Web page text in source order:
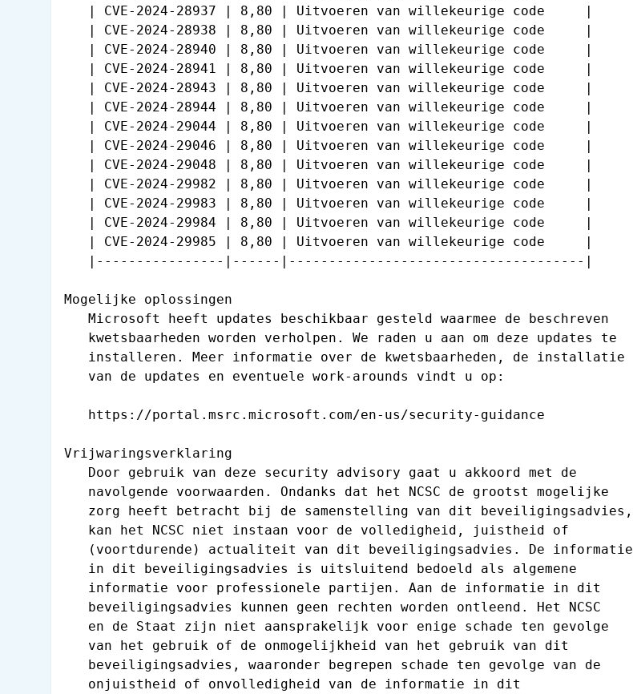
   | CVE-2024-28937 | 8,80 | Uitvoeren van willekeurige code     |
   | CVE-2024-28938 | 8,80 | Uitvoeren van willekeurige code     |
   | CVE-2024-28940 | 8,80 | Uitvoeren van willekeurige code     |
   | CVE-2024-28941 | 8,80 | Uitvoeren van willekeurige code     |
   | CVE-2024-28943 | 8,80 | Uitvoeren van willekeurige code     |
   | CVE-2024-28944 | 8,80 | Uitvoeren van willekeurige code     |
   | CVE-2024-29044 | 8,80 | Uitvoeren van willekeurige code     |
   | CVE-2024-29046 | 8,80 | Uitvoeren van willekeurige code     |
   | CVE-2024-29048 | 8,80 | Uitvoeren van willekeurige code     |
   | CVE-2024-29982 | 8,80 | Uitvoeren van willekeurige code     |
   | CVE-2024-29983 | 8,80 | Uitvoeren van willekeurige code     |
   | CVE-2024-29984 | 8,80 | Uitvoeren van willekeurige code     |
   | CVE-2024-29985 | 8,80 | Uitvoeren van willekeurige code     |
   |----------------|------|-------------------------------------|
Mogelijke oplossingen
   Microsoft heeft updates beschikbaar gesteld waarmee de beschreven
   kwetsbaarheden worden verholpen. We raden u aan om deze updates te
   installeren. Meer informatie over de kwetsbaarheden, de installatie
   van de updates en eventuele work-arounds vindt u op:
   https://portal.msrc.microsoft.com/en-us/security-guidance
Vrijwaringsverklaring
   Door gebruik van deze security advisory gaat u akkoord met de
   navolgende voorwaarden. Ondanks dat het NCSC de grootst mogelijke
   zorg heeft betracht bij de samenstelling van dit beveiligingsadvies,
   kan het NCSC niet instaan voor de volledigheid, juistheid of
   (voortdurende) actualiteit van dit beveiligingsadvies. De informatie
   in dit beveiligingsadvies is uitsluitend bedoeld als algemene
   informatie voor professionele partijen. Aan de informatie in dit
   beveiligingsadvies kunnen geen rechten worden ontleend. Het NCSC
   en de Staat zijn niet aansprakelijk voor enige schade ten gevolge
   van het gebruik of de onmogelijkheid van het gebruik van dit
   beveiligingsadvies, waaronder begrepen schade ten gevolge van de
   onjuistheid of onvolledigheid van de informatie in dit